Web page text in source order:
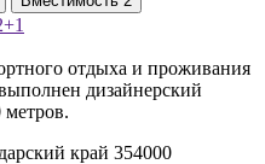
отдыха и проживания
дизайнерский
метров.
край 354000